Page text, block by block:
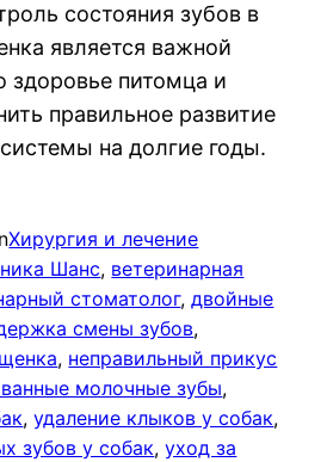
состояния зубов в
является важной
здоровье питомца и
правильное развитие
на долгие годы.
Хирургия и лечение
Шанс, ветеринарная
стоматолог, двойные
смены зубов
, неправильный прикус
молочные зубы
, удаление клыков у собак
зубов у собак, уход за